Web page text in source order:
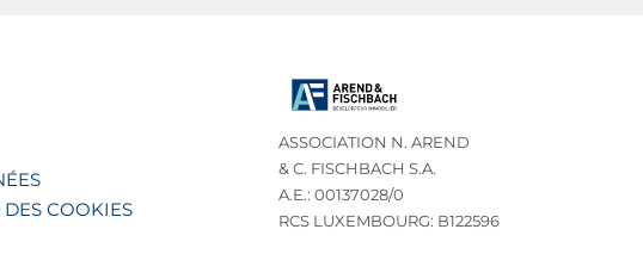
COOKIES
ASSOCIATION N. AREND
& C. FISCHBACH S.A.
A.E.: 00137028/0
RCS LUXEMBOURG: B122596